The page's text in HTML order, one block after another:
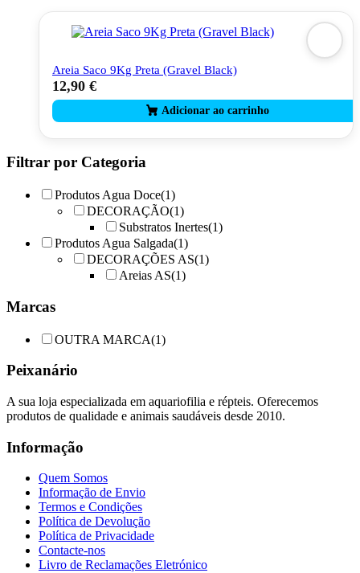
Areia Saco 9Kg Preta (Gravel Black)
12,90 €
Filtrar por Categoria
Produtos Agua Doce(1)
DECORAÇÃO(1)
Substratos Inertes(1)
Produtos Agua Salgada(1)
DECORAÇÕES AS(1)
Areias AS(1)
Marcas
OUTRA MARCA(1)
Peixanário
A sua loja especializada em aquariofilia e répteis. Oferecemos
produtos de qualidade e animais saudáveis desde 2010.
Informação
Quem Somos
Informação de Envio
Termos e Condições
Política de Devolução
Política de Privacidade
Contacte-nos
Livro de Reclamações Eletrónico